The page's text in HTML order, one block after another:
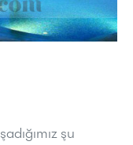
şu